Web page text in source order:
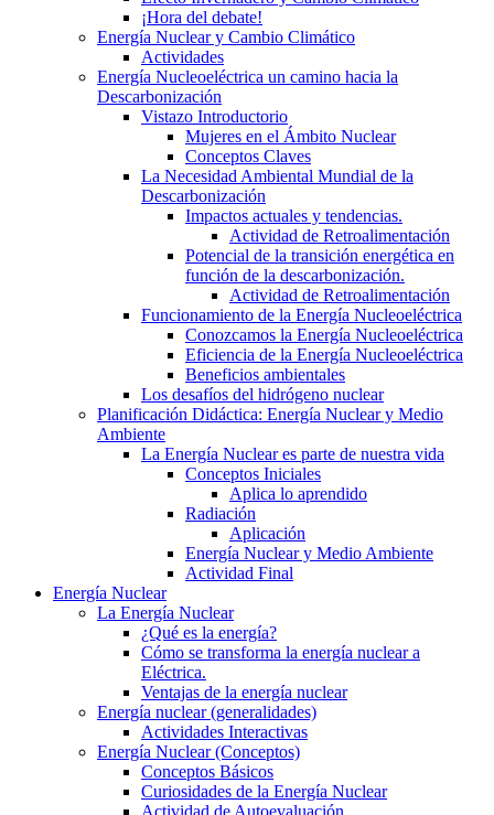
¡Hora del debate!
Energía Nuclear y Cambio Climático
Actividades
Energía Nucleoeléctrica un camino hacia la
Descarbonización
Vistazo Introductorio
Mujeres en el Ámbito Nuclear
Conceptos Claves
La Necesidad Ambiental Mundial de la
Descarbonización
Impactos actuales y tendencias.
Actividad de Retroalimentación
Potencial de la transición energética en
función de la descarbonización.
Actividad de Retroalimentación
Funcionamiento de la Energía Nucleoeléctrica
Conozcamos la Energía Nucleoeléctrica
Eficiencia de la Energía Nucleoeléctrica
Beneficios ambientales
Los desafíos del hidrógeno nuclear
Planificación Didáctica: Energía Nuclear y Medio
Ambiente
La Energía Nuclear es parte de nuestra vida
Conceptos Iniciales
Aplica lo aprendido
Radiación
Aplicación
Energía Nuclear y Medio Ambiente
Actividad Final
Energía Nuclear
La Energía Nuclear
¿Qué es la energía?
Cómo se transforma la energía nuclear a
Eléctrica.
Ventajas de la energía nuclear
Energía nuclear (generalidades)
Actividades Interactivas
Energía Nuclear (Conceptos)
Conceptos Básicos
Curiosidades de la Energía Nuclear
Actividad de Autoevaluación